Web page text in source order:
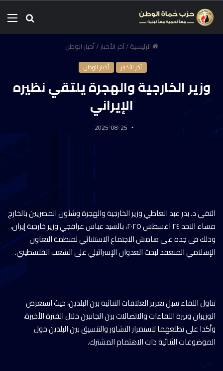
الرئيسية/آخر الأخبار/أخبار الوطن
آخر الأخبار أخبار الوطن
وزير الخارجية والهجرة يلتقي نظيره
الإيراني
2025-08-25
التقى د. بدر عبد العاطي وزير الخارجية والهجرة وشئون المصريين بالخارج
مساء الاحد ٢٤ اغسطس ٢٠٢٥، بالسيد عباس عراقجي وزير خارجية إيران،
وذلك فى جدة على هامش الاجتماع الاستثنائي لمنظمة التعاون
الإسلامي المنعقد لبحث العدوان الإسرائيلي على الشعب الفلسطيني.
تناول اللقاء سبل تعزيز العلاقات الثنائية بين البلدين، حيث استعرض
الوزيران وتيرة اللقاءات والاتصالات بين الجانبين خلال الفترة الأخيرة،
وأكدا على تطلعهما لاستمرار التشاور والتنسيق بين البلدين حول
الموضوعات الثنائية ذات الاهتمام المشترك.